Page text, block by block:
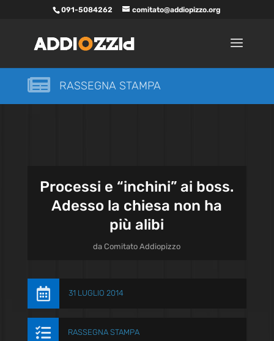
091-5084262 comitato@addiopizzo.org
 RASSEGNA STAMPA
Processi e “inchini” ai boss.
Adesso la chiesa non ha
più alibi
daComitato Addiopizzo
 31 LUGLIO 2014
 RASSEGNA STAMPA